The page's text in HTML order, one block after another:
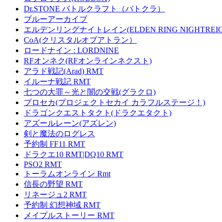
Dr.STONE バトルクラフト（バトクラ）
ブルーアーカイブ
エルデンリングナイトレイン(ELDEN RING
CoA(クリスタルオブアトラン）
ロードナイン : LORDNINE
RFオンネク(RFオンラインネクスト)
アラド戦記(Arad) RMT
イルーナ戦記 RMT
七つの大罪～光と闇の交戦(グラクロ)
プロセカ(プロジェクトセカイ カラフルステージ！)
ドラゴンクエストタクト(ドラクエタクト)
アズールレーン(アズレン)
剣と魔法のログレス
予約制 FF11 RMT
ドラクエ10 RMT|DQ10 RMT
PSO2 RMT
トーラムオンライン Rmt
信長の野望 RMT
リネージュ2 RMT
予約制 幻想神域 RMT
メイプルストーリー RMT